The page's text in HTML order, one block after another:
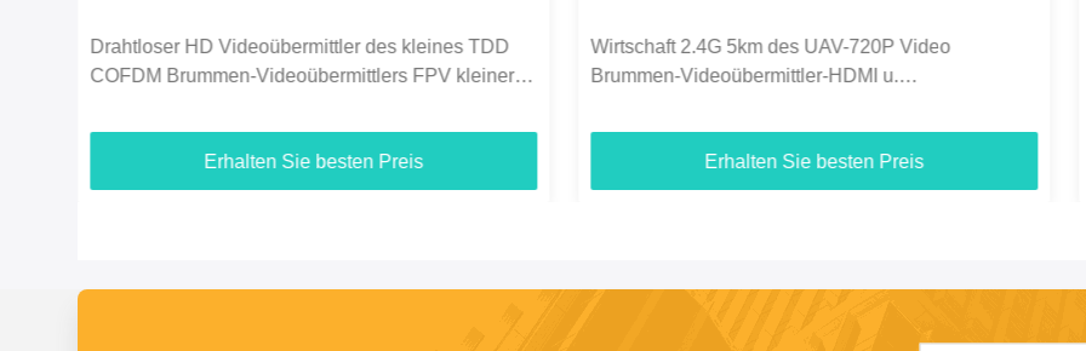
Wirtschaft 2.4G 5km des UAV-720P Video
Brummen-Videoübermittler-HDMI u.
Erhalten Sie besten Preis
C50HPT 40-70km Mavlink 2.4GHz COFDM UAV
Video-Sender Ultra-Langstrecke UP/Downlink
Erhalten Sie besten Preis